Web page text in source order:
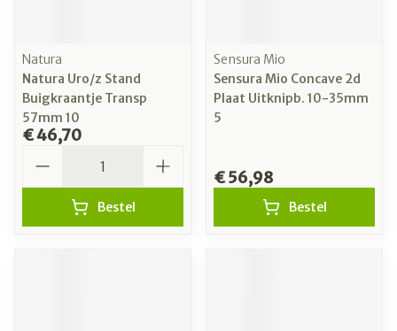
Natura
Natura Uro/z Stand
Buigkraantje Transp
57mm 10
€ 46,70
Bestel
Sensura Mio
Sensura Mio Concave 2d
Plaat Uitknipb. 10-35mm
5
€ 56,98
Bestel